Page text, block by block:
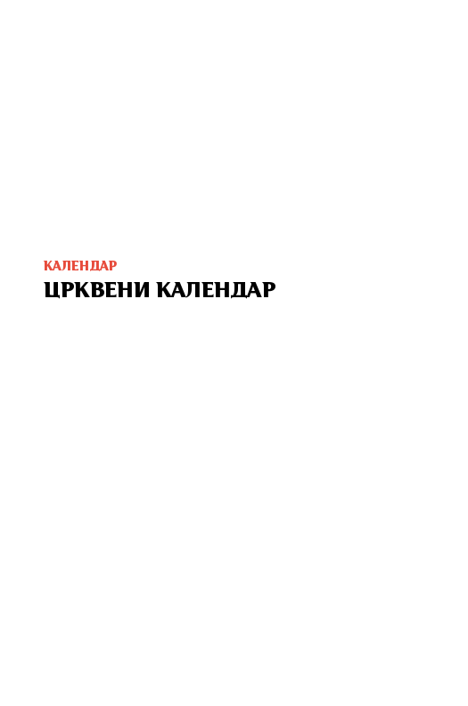
КАЛЕНДАР
ЦРКВЕНИ КАЛЕНДАР